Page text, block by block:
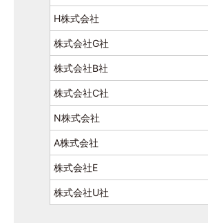
H株式会社
株式会社G社
株式会社B社
株式会社C社
N株式会社
A株式会社
株式会社E
株式会社U社